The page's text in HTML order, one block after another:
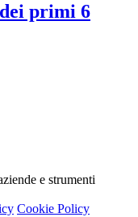
primi 6
e strumenti
Cookie Policy